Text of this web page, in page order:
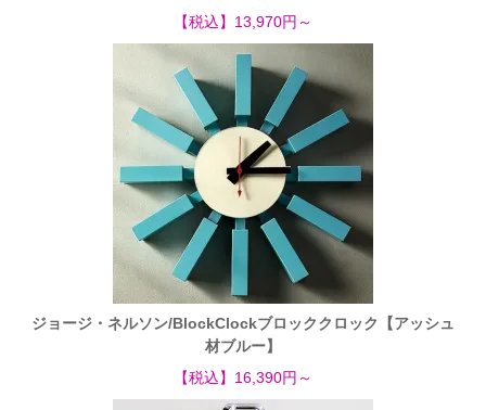
【税込】13,970円～
ジョージ・ネルソン/BlockClockブロッククロック【アッシュ
材ブルー】
【税込】16,390円～